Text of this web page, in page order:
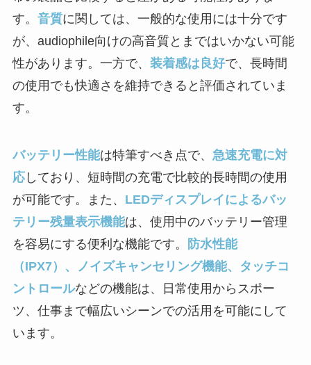
す。 音質に関しては、一般的な使用には十分です
が、audiophile向けの高音質とまではいかない可能
性があります。一方で、 装着感は良好で、長時間
の使用でも快適さを維持できると評価されていま
す。
バッテリー性能は特筆すべき点で、 急速充電に対
応しており、短時間の充電で比較的長時間の使用
が可能です。また、 LEDディスプレイによるバッ
テリー残量表示機能は、使用中のバッテリー管理
を容易にする便利な機能です。
防水性能
（IPX7）、ノイズキャンセリング機能、タッチコ
ントロールなどの機能は、日常使用からスポー
ツ、仕事まで幅広いシーンでの活用を可能にして
います。